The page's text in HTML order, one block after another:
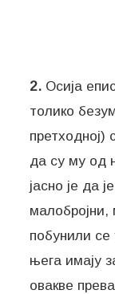
2. Осија
толико
да су му од
јасно је да
побунили
њега имају
овакве